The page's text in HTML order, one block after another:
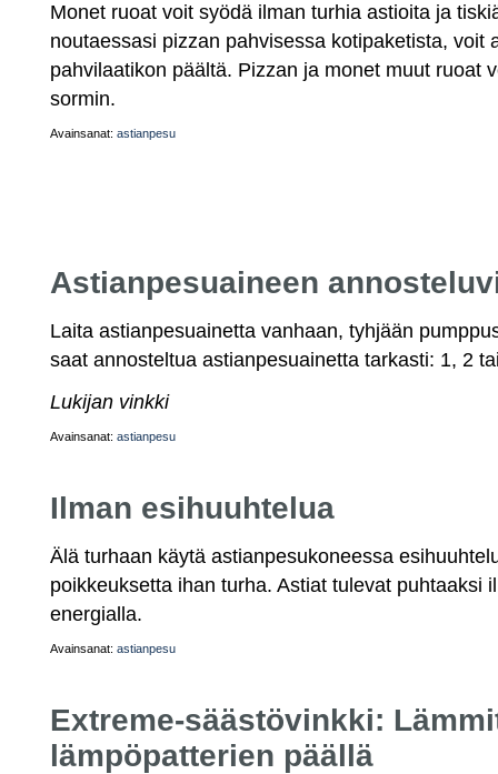
Monet ruoat voit syödä ilman turhia astioita ja
noutaessasi pizzan pahvisessa kotipaketista, voit
pahvilaatikon päältä. Pizzan ja monet muut ruoat
sormin.
Avainsanat: astianpesu
Astianpesuaineen
Laita astianpesuainetta vanhaan, tyhjään
saat annosteltua astianpesuainetta tarkasti: 1, 2
Lukijan vinkki
Avainsanat: astianpesu
Ilman esihuuhtelua
Älä turhaan käytä astianpesukoneessa
poikkeuksetta ihan turha. Astiat tulevat puhtaaksi
energialla.
Avainsanat: astianpesu
Extreme-säästövinkki:
lämpöpatterien päällä